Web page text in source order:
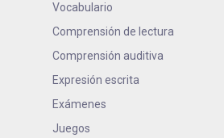
Vocabulario
Comprensión de lectura
Comprensión auditiva
Expresión escrita
Exámenes
Juegos